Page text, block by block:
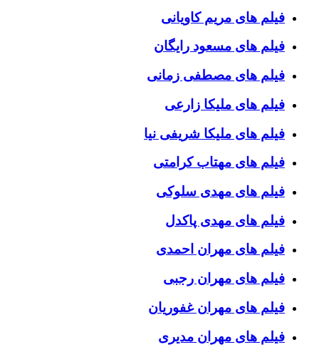
فیلم های مریم کاویانی
فیلم های مسعود رایگان
فیلم های مصطفی زمانی
فیلم های ملیکا زارعی
فیلم های ملیکا شریفی نیا
فیلم های مهتاب کرامتی
فیلم های مهدی سلوکی
فیلم های مهدی پاکدل
فیلم های مهران احمدی
فیلم های مهران رجبی
فیلم های مهران غفوریان
فیلم های مهران مدیری